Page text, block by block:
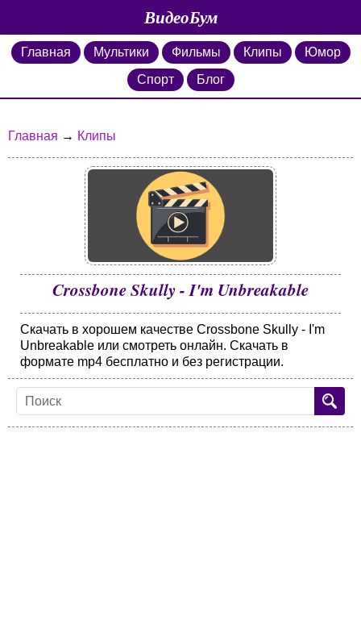
ВидеоБум
Главная Мультики Фильмы Клипы
Юмор
Спорт
Блог
Главная → Клипы
Crossbone Skully - I'm Unbreakable
Скачать в хорошем качестве Crossbone Skully - I'm
Unbreakable или смотреть онлайн. Скачать в
формате mp4 бесплатно и без регистрации.